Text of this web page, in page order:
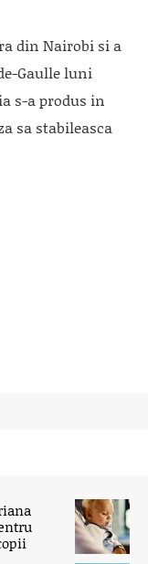
din Nairobi si a
Gaulle luni
s-a produs in
sa stabileasca